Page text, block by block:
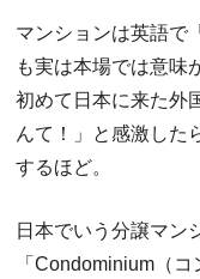
マンションは英語で
も実は本場では意味
初めて日本に来た外
んて！」と感激した
するほど。
日本でいう分譲マン
「Condominium（